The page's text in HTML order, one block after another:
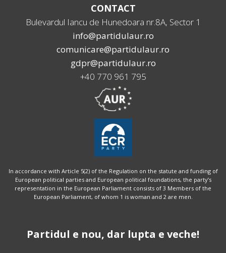
CONTACT
Bulevardul Iancu de Hunedoara nr.8A, Sector 1
info@partidulaur.ro
comunicare@partidulaur.ro
gdpr@partidulaur.ro
+40 770 961 795
In accordance with Article 5(2) of the Regulation on the statute and funding of
European political parties and European political foundations, the party’s
representation in the European Parliament consists of 3 Members of the
European Parliament, of whom 1 is woman and 2 are men.
Partidul e nou, dar lupta e veche!